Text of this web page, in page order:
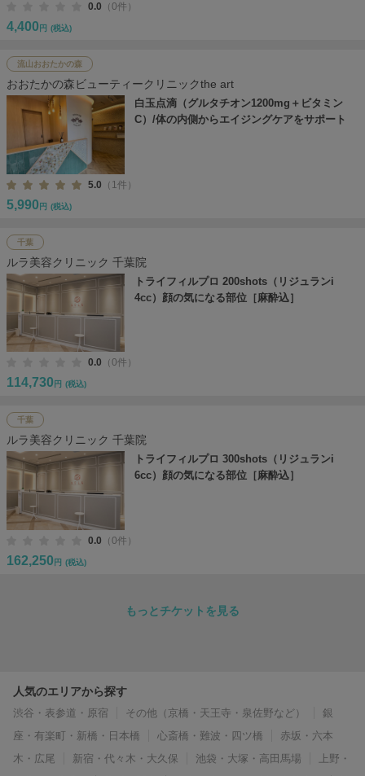
0.0 （0件）
4,400 円 (税込)
流山おおたかの森
おおたかの森ビューティークリニックthe art
白玉点滴（グルタチオン1200mg＋ビタミン
C）/体の内側からエイジングケアをサポート
5.0 （1件）
5,990 円 (税込)
千葉
ルラ美容クリニック 千葉院
トライフィルプロ 200shots（リジュランi
4cc）顔の気になる部位［麻酔込］
0.0 （0件）
114,730 円 (税込)
千葉
ルラ美容クリニック 千葉院
トライフィルプロ 300shots（リジュランi
6cc）顔の気になる部位［麻酔込］
0.0 （0件）
162,250 円 (税込)
もっとチケットを見る
人気のエリアから探す
渋谷・表参道・原宿 その他（京橋・天王寺・泉佐野など）
銀
座・有楽町・新橋・日本橋
心斎橋・難波・四ツ橋
赤坂・六本
木・広尾
新宿・代々木・大久保 池袋・大塚・高田馬場
上野・